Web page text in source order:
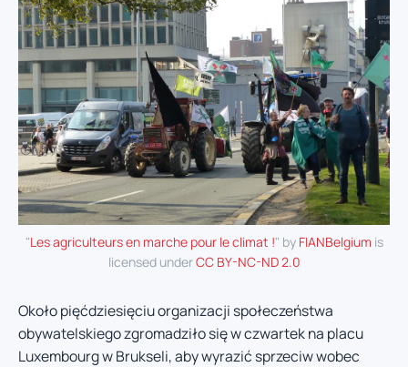
"Les agriculteurs en marche pour le climat !" by FIANBelgium is
licensed underCC BY-NC-ND 2.0
Około pięćdziesięciu organizacji społeczeństwa
obywatelskiego zgromadziło się w czwartek na placu
Luxembourg w Brukseli, aby wyrazić sprzeciw wobec